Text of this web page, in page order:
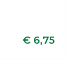
€ 6,75